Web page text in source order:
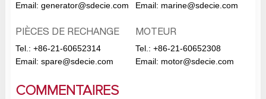
Email: generator@sdecie.com
Email: marine@sdecie.com
PIÈCES DE RECHANGE
Tel.: +86-21-60652314
Email: spare@sdecie.com
MOTEUR
Tel.: +86-21-60652308
Email: motor@sdecie.com
COMMENTAIRES